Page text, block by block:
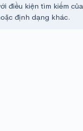
điều kiện tìm kiếm
định dạng khác.